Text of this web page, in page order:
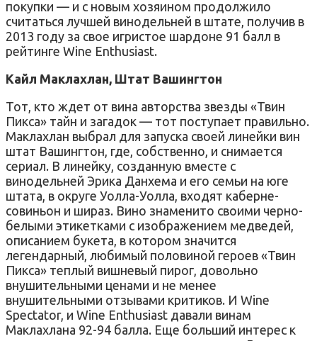
покупки — и с новым хозяином продолжило
считаться лучшей винодельней в штате, получив в
2013 году за свое игристое шардоне 91 балл в
рейтинге Wine Enthusiast.
Кайл Маклахлан, Штат Вашингтон
Тот, кто ждет от вина авторства звезды «Твин
Пикса» тайн и загадок — тот поступает правильно.
Маклахлан выбрал для запуска своей линейки вин
штат Вашингтон, где, собственно, и снимается
сериал. В линейку, созданную вместе с
винодельней Эрика Данхема и его семьи на юге
штата, в округе Уолла-Уолла, входят каберне-
совиньон и шираз. Вино знаменито своими черно-
белыми этикетками с изображением медведей,
описанием букета, в котором значится
легендарный, любимый половиной героев «Твин
Пикса» теплый вишневый пирог, довольно
внушительными ценами и не менее
внушительными отзывами критиков. И Wine
Spectator, и Wine Enthusiast давали винам
Маклахлана 92-94 балла. Еще больший интерес к